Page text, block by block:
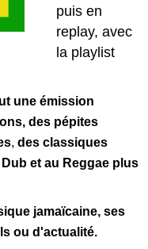
puis en
replay, avec
la playlist
une émission
des pépites
, des classiques
et au Reggae plus
jamaïcaine, ses
ou d'actualité.